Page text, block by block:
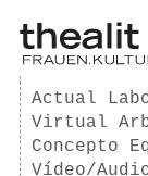
Actual
Virtual
Concepto
Vídeo/